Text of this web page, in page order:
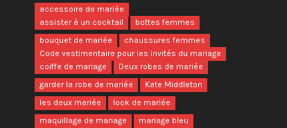
accessoire de mariée
assister à un cocktail
bottes femmes
bouquet de mariée
chaussures femmes
Code vestimentaire pour les invités du mariage
coiffe de mariage
Deux robes de mariée
garder la robe de mariée
Kate Middleton
les deux mariée
look de mariée
maquillage de mariage
mariage bleu